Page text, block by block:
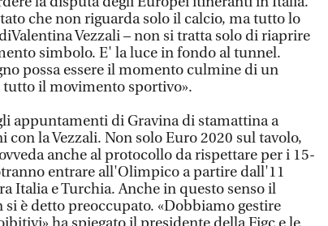
che non riguarda solo il calcio, ma tutto lo
Vezzali – non si tratta solo di riaprire
simbolo. E' la luce in fondo al tunnel.
possa essere il momento culmine di un
il movimento sportivo».
appuntamenti di Gravina di stamattina a
con la Vezzali. Non solo Euro 2020 sul tavolo,
anche al protocollo da rispettare per i 15-
entrare all'Olimpico a partire dall'11
Italia e Turchia. Anche in questo senso il
è detto preoccupato. «Dobbiamo gestire